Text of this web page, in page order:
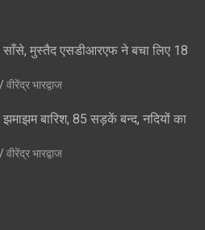
मुस्तैद एसडीआरएफ ने बचा लिए 18
वीरेंद्र भारद्वाज
बारिश, 85 सड़कें बन्द, नदियों का
वीरेंद्र भारद्वाज